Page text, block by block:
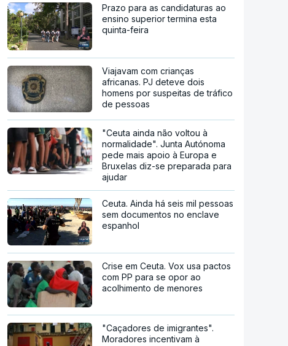
Prazo para as candidaturas ao
ensino superior termina esta
quinta-feira
Viajavam com crianças
africanas. PJ deteve dois
homens por suspeitas de tráfico
de pessoas
"Ceuta ainda não voltou à
normalidade". Junta Autónoma
pede mais apoio à Europa e
Bruxelas diz-se preparada para
ajudar
Ceuta. Ainda há seis mil pessoas
sem documentos no enclave
espanhol
Crise em Ceuta. Vox usa pactos
com PP para se opor ao
acolhimento de menores
"Caçadores de imigrantes".
Moradores incentivam à